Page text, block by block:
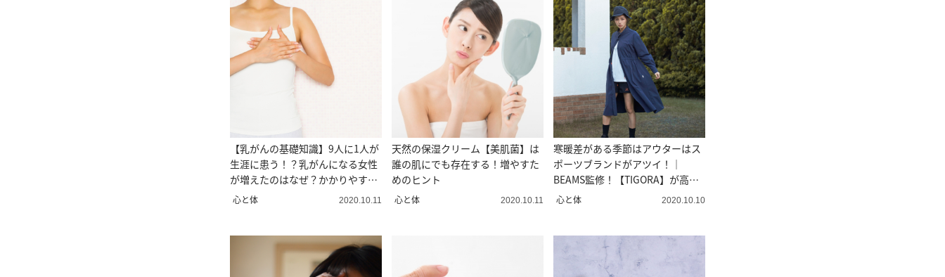
【乳がんの基礎知識】9人に1人が
生涯に患う！？乳がんになる女性
が増えたのはなぜ？かかりやすい
と言われている人は
心と体 2020.10.11
天然の保湿クリーム【美肌菌】は
誰の肌にでも存在する！増やすた
めのヒント
心と体 2020.10.11
寒暖差がある季節はアウターはス
ポーツブランドがアツイ！｜
BEAMS監修！【TIGORA】が高機
能でおしゃれ
心と体 2020.10.10